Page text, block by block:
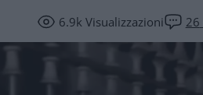
6.9kVisualizzazioni 26